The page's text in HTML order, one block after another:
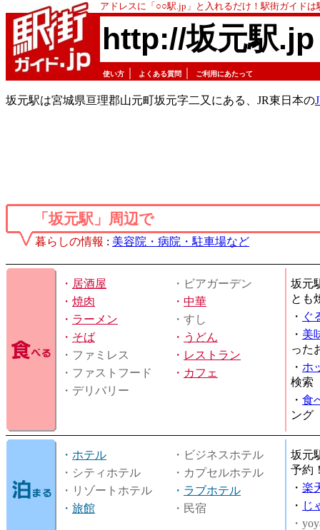
アドレスに「○○駅.jp」と入れるだけ！駅街ガイド
http://坂元駅.jp
使い方 よくある質問 ご利用にあたって
坂元駅は宮城県亘理郡山元町坂元字二又にある、JR東日本の
「坂元駅」周辺で
暮らしの情報 : 美容院・病院・駐車場など
・ 居酒屋
・ビアガーデン
・ 焼肉 ・ 中華
・ ラーメン
・すし
・ そば ・ うどん
・ファミレス
・ レストラン
・ファストフード
・ カフェ
・デリバリー
坂元
とも
・ ぐ
・ 美
った
・ ホ
検索
・ 食
ング
・ ホテル
・ビジネスホテル
・シティホテル
・カプセルホテル
・リゾートホテル
・ ラブホテル
・ 旅館 ・民宿
坂元
予約
・ 楽
・ じ
・